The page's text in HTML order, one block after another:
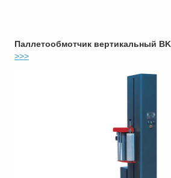
Паллетообмотчик вертикальный
>>>